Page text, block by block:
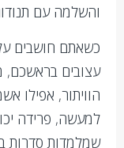
והשלמה עם
כשאתם חושבים על
עצובים
הוויתור, אפילו
למעשה, פרידה
שמלמדות סדרות